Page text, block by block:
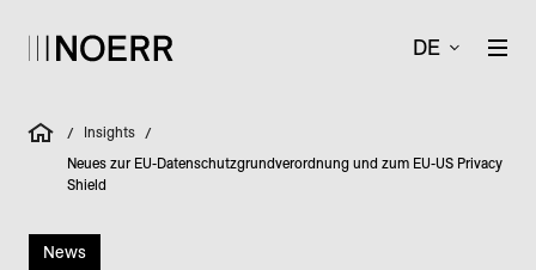
DE
/ Insights /
Neues zur EU-Datenschutzgrundverordnung und zum EU-US Privacy
Shield
News